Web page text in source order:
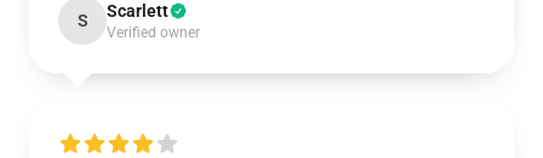
S Scarlett
Verified owner